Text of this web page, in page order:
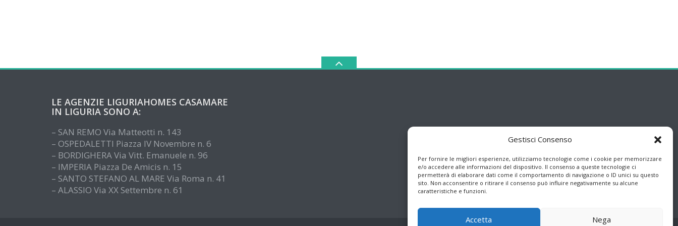
Gestisci Consenso
Per fornire le migliori esperienze, utilizziamo tecnologie come i cookie per memorizzare
e/o accedere alle informazioni del dispositivo. Il consenso a queste tecnologie ci
permetterà di elaborare dati come il comportamento di navigazione o ID unici su questo
sito. Non acconsentire o ritirare il consenso può influire negativamente su alcune
caratteristiche e funzioni.
Accetta Nega
LE AGENZIE LIGURIAHOMES CASAMARE
IN LIGURIA SONO A:
– SAN REMO Via Matteotti n. 143
– OSPEDALETTI Piazza IV Novembre n. 6
– BORDIGHERA Via Vitt. Emanuele n. 96
– IMPERIA Piazza De Amicis n. 15
– SANTO STEFANO AL MARE Via Roma n. 41
– ALASSIO Via XX Settembre n. 61